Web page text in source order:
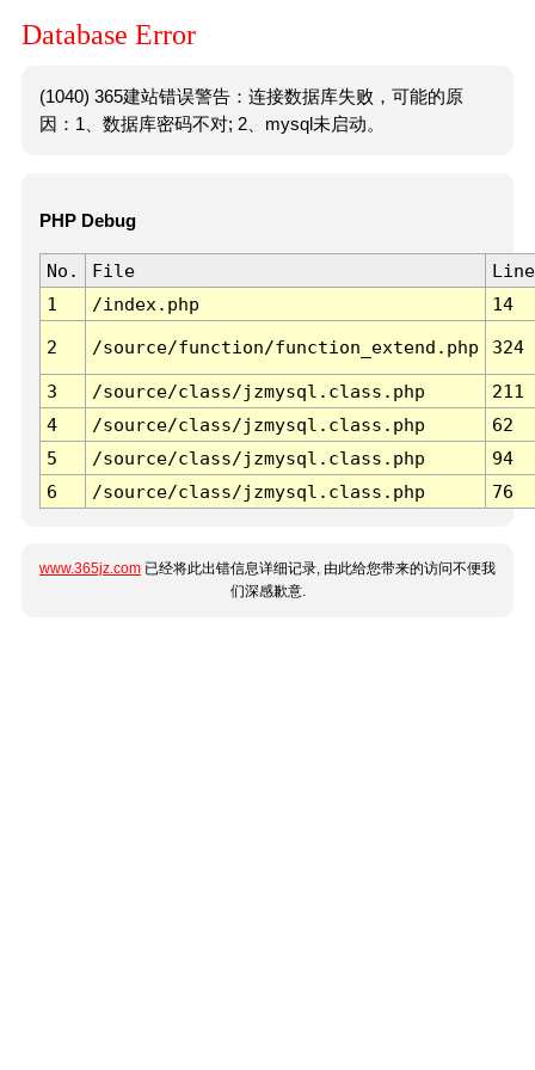
Database Error
(1040) 365建站错误警告：连接数据库失败，可能的原
因：1、数据库密码不对; 2、mysql未启动。
PHP Debug
No. File
Line
1
/index.php 14
2 /source/function/function_extend.php 324
3 /source/class/jzmysql.class.php
211
4
/source/class/jzmysql.class.php
62
5
/source/class/jzmysql.class.php
94
6
/source/class/jzmysql.class.php 76
www.365jz.com 已经将此出错信息详细记录, 由此给您带来的访问不便我
们深感歉意.